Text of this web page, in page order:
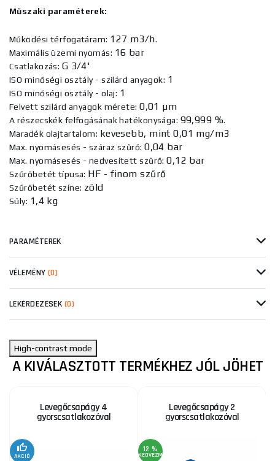
Műszaki paraméterek:
Működési térfogatáram: 127 m3/h.
Maximális üzemi nyomás: 16 bar
Csatlakozás: G 3/4'
ISO minőségi osztály - szilárd anyagok: 1
ISO minőségi osztály - olaj: 1
Felvett szilárd anyagok mérete:0,01 µm
A részecskék felfogásának hatékonysága: 99,999 %.
Maradék olajtartalom: kevesebb, mint 0,01 mg/m3
Max. nyomásesés - száraz szűrő:0,04 bar
Max. nyomásesés - nedvesített szűrő:0,12 bar
Szűrőbetét típusa: HF - finom szűrő
Szűrőbetét színe: zöld
Súly: 1,4 kg
PARAMÉTEREK
VÉLEMÉNY (0)
LEKÉRDEZÉSEK (0)
High-contrast mode
A KIVÁLASZTOTT TERMÉKHEZ JÓL JÖHET
Levegőcsapágy 4
gyorscsatlakozóval
AKCIÓ
Levegőcsapágy 2
gyorscsatlakozóval
12 %
KEDVEZMÉNY